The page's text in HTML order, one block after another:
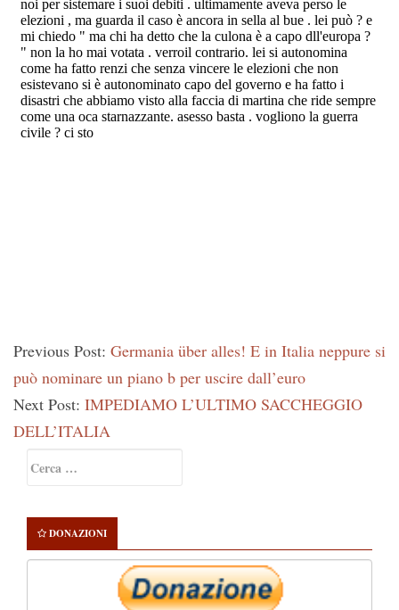
Previous Post: Germania über alles! E in Italia neppure si
può nominare un piano b per uscire dall’euro
Next Post: IMPEDIAMO L’ULTIMO SACCHEGGIO
DELL’ITALIA
Sidebar
per:
DONAZIONI